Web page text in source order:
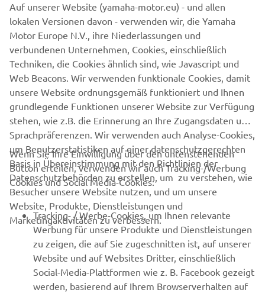
einen Schlag abbekommt. Ich denke, jeder Rallye-Fahrer
kennt das Problem – und das ist ja auch gar nicht schlimm.
Als Team war es sehr wichtig, dass wir jeden Tag
bestmöglich beenden. Und da nehme ich auch gerne ein
paar kaputte Felgen in Kauf.Aber um die Frage ehrlich zu
beantworten, würde ich sagen, dass etwa zwei Felgen
pro Tag kaputtgegangen sind. Yamaha hat mir bisher
aber noch nicht die Ohren langgezogen, weshalb ich
denke, dass das alles noch im Rahmen ist.Auch das sind
Erfahrungen, die man als Rennfahrer und als Team macht.
Ich freue mich mit meinem Team über den Sieg in
Marokko und schaue nun auf die nächsten Rennen.
Danke, Pol, für dieses unterhaltsame Interview und
vielen Dank für deine Zeit. Wir wünschen dir bei deinem
nächsten Rennen viel Erfolg und sind uns sicher, noch
viele großartige Geschichten von dir zu hören.
Auf unserer Website (yamaha-motor.eu) - und allen
lokalen Versionen davon - verwenden wir, die Yamaha
Motor Europe N.V., ihre Niederlassungen und
verbundenen Unternehmen, Cookies, einschließlich
Techniken, die Cookies ähnlich sind, wie Javascript und
Web Beacons. Wir verwenden funktionale Cookies, damit
unsere Website ordnungsgemäß funktioniert und Ihnen
grundlegende Funktionen unserer Website zur Verfügung
stehen, wie z.B. die Erinnerung an Ihre Zugangsdaten und
Sprachpräferenzen. Wir verwenden auch Analyse-Cookies,
um Benutzerstatistiken auf einer datenschutzgerechten
Basis in Übereinstimmung mit den Richtlinien der
Datenschutzbehörden zu erstellen, um zu verstehen, wie
Besucher unsere Website nutzen, und um unsere
Website, Produkte, Dienstleistungen und
Marketingaktivitäten zu verbessern.
Wenn Sie Ihre Einwilligung über den untenstehenden
Button erteilen, verwenden wir auch Tracking-/Werbung
Cookies und Social Media-Cookies:
Tracking- / Werbe-Cookies, um Ihnen relevante
Werbung für unsere Produkte und Dienstleistungen
zu zeigen, die auf Sie zugeschnitten ist, auf unserer
Website und auf Websites Dritter, einschließlich
Social-Media-Plattformen wie z. B. Facebook gezeigt
werden, basierend auf Ihrem Browserverhalten auf